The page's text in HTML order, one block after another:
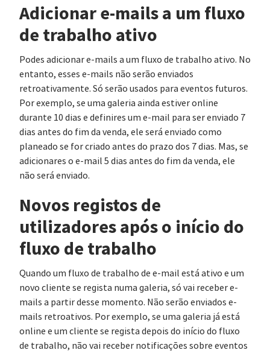
Adicionar e-mails a um fluxo
de trabalho ativo
Podes adicionar e-mails a um fluxo de trabalho ativo. No
entanto, esses e-mails não serão enviados
retroativamente. Só serão usados para eventos futuros.
Por exemplo, se uma galeria ainda estiver online
durante 10 dias e definires um e-mail para ser enviado 7
dias antes do fim da venda, ele será enviado como
planeado se for criado antes do prazo dos 7 dias. Mas, se
adicionares o e-mail 5 dias antes do fim da venda, ele
não será enviado.
Novos registos de
utilizadores após o início do
fluxo de trabalho
Quando um fluxo de trabalho de e-mail está ativo e um
novo cliente se regista numa galeria, só vai receber e-
mails a partir desse momento. Não serão enviados e-
mails retroativos. Por exemplo, se uma galeria já está
online e um cliente se regista depois do início do fluxo
de trabalho, não vai receber notificações sobre eventos